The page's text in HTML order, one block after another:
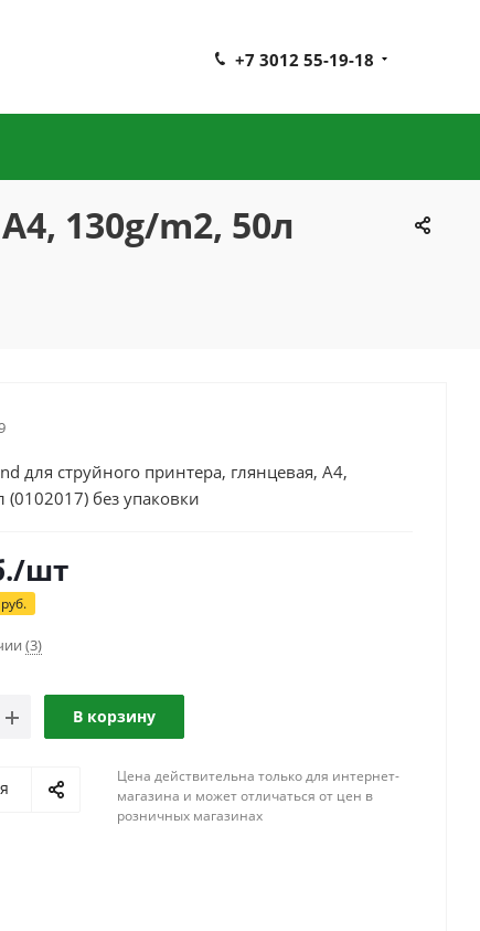
+7 3012 55-19-18
130g/m2, 50л
для струйного принтера, глянцевая, A4,
(0102017) без упаковки
/шт
руб.
(3)
В корзину
Цена действительна только для интернет-
магазина и может отличаться от цен в
розничных магазинах